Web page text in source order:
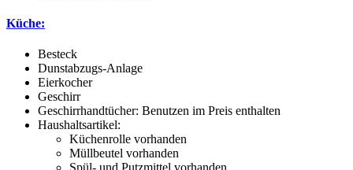
Küche:
Besteck
Dunstabzugs-Anlage
Eierkocher
Geschirr
Geschirrhandtücher: Benutzen im Preis enthalten
Haushaltsartikel:
Küchenrolle vorhanden
Müllbeutel vorhanden